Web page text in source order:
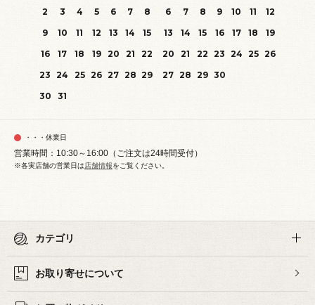
2
3 4 5 6 7
8
9
10 11 12 13 14
15
16
17 18 19 20 21
22
23 24 25 26 27 28 29
30
31
6
7 8 9 10 11
12
13
14 15 16 17 18
19
20
21 22 23 24 25 26
27 28 29 30
・・・休業日
営業時間：10:30～16:00（ご注文は24時間受付）
※各実店舗の営業日は店舗情報をご覧ください。
カテゴリ
お取り寄せについて